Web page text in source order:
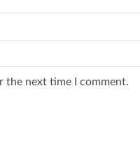
the next time I comment.